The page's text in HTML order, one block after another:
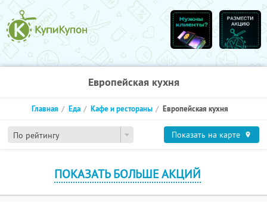
Европейская кухня
По рейтингу
Главная Еда Кафе и рестораны Европейская кухня
Показать на карте
ПОКАЗАТЬ БОЛЬШЕ АКЦИЙ